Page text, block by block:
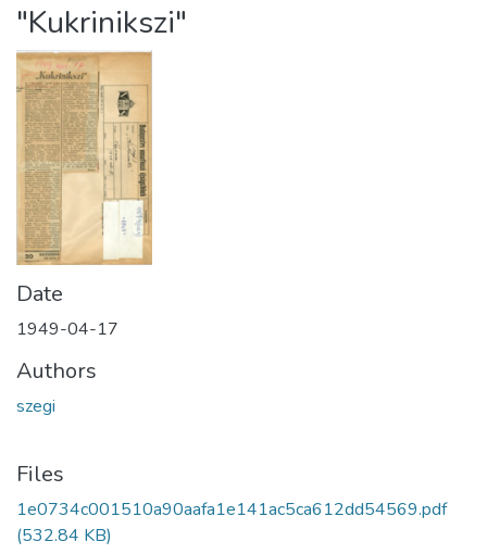
Statistics
About us
"Kukrinikszi"
Date
1949-04-17
Authors
szegi
Files
1e0734c001510a90aafa1e141ac5ca612dd54569.pdf
(532.84 KB)